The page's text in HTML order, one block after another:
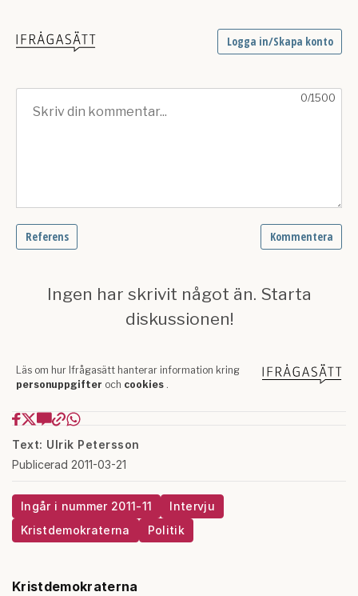
Text: Ulrik Petersson
Publicerad 2011-03-21
Ingår i nummer 2011-11
Intervju
Kristdemokraterna
Politik
Kristdemokraterna